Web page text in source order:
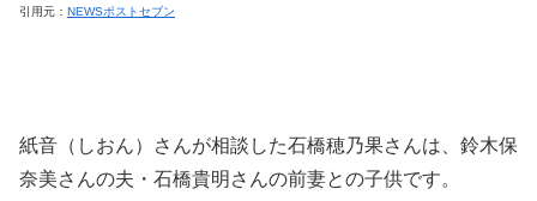
引用元： NEWSポストセブン
紙音（しおん）さんが相談した石橋穂乃果さんは、鈴木保
奈美さんの夫・石橋貴明さんの前妻との子供です。